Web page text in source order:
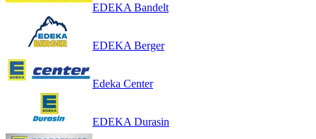
EDEKA Bandelt
EDEKA Berger
Edeka Center
EDEKA Durasin